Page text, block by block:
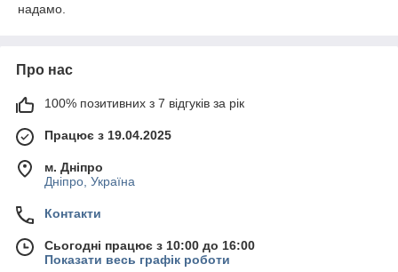
надамо.
Про нас
100% позитивних з 7 відгуків за рік
Працює з 19.04.2025
м. Дніпро
Дніпро, Україна
Контакти
Сьогодні працює з 10:00 до 16:00
Показати весь графік роботи